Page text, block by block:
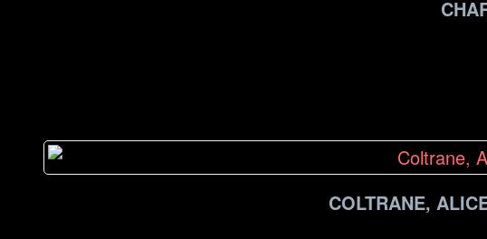
COLTRANE,